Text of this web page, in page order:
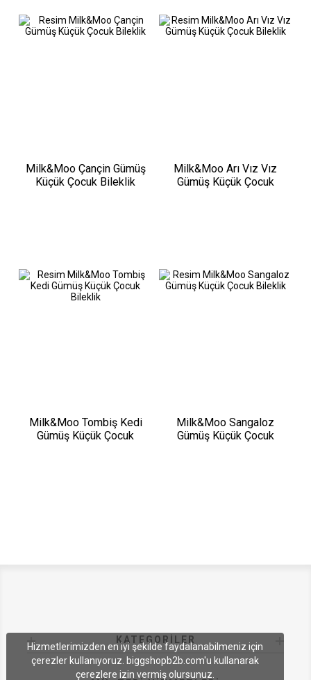
Milk&Moo Çançin Gümüş
Küçük Çocuk Bileklik
Milk&Moo Arı Vız Vız
Gümüş Küçük Çocuk
Milk&Moo Tombiş Kedi
Gümüş Küçük Çocuk
Milk&Moo Sangaloz
Gümüş Küçük Çocuk
KATEGORILER
Hizmetlerimizden en iyi şekilde faydalanabilmeniz için
çerezler kullanıyoruz. biggshopb2b.com'u kullanarak
çerezlere izin vermiş olursunuz.